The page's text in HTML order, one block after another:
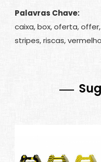
Palavras Chave:
caixa, box, oferta,
stripes, riscas,